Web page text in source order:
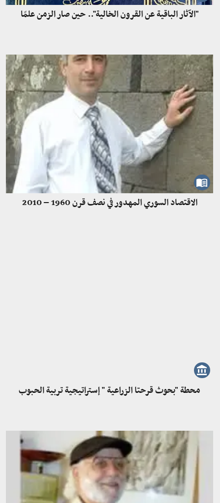
"الآثار الباقية عن القرون الخالية".. حين صار الزمن علمًا
الاقتصاد السوري المهدور في نصف قرن 1960 – 2010
محطة "بحوث قرحتا الزراعية " إستراتيجية تربية الحبوب